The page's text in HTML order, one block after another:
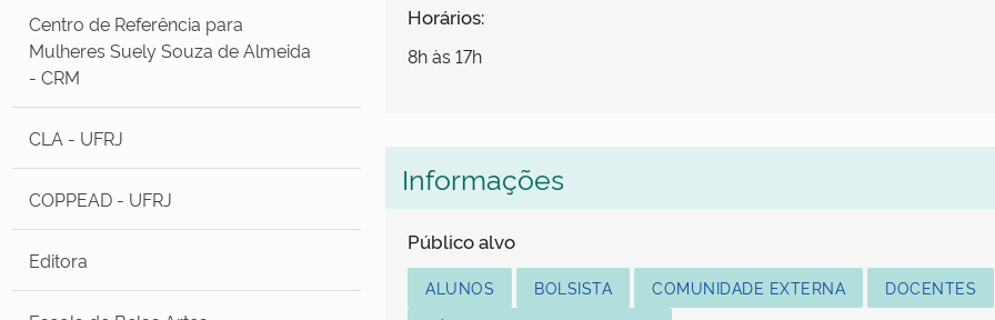
Centro de Referência para
Mulheres Suely Souza de Almeida
- CRM
CLA - UFRJ
COPPEAD - UFRJ
Editora
Horários:
8h às 17h
Informações
Público alvo
ALUNOS BOLSISTA COMUNIDADE EXTERNA DOCENTES